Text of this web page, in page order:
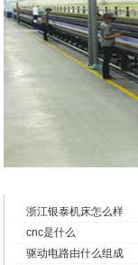
浙江银泰机床怎么样
cnc是什么
驱动电路由什么组成